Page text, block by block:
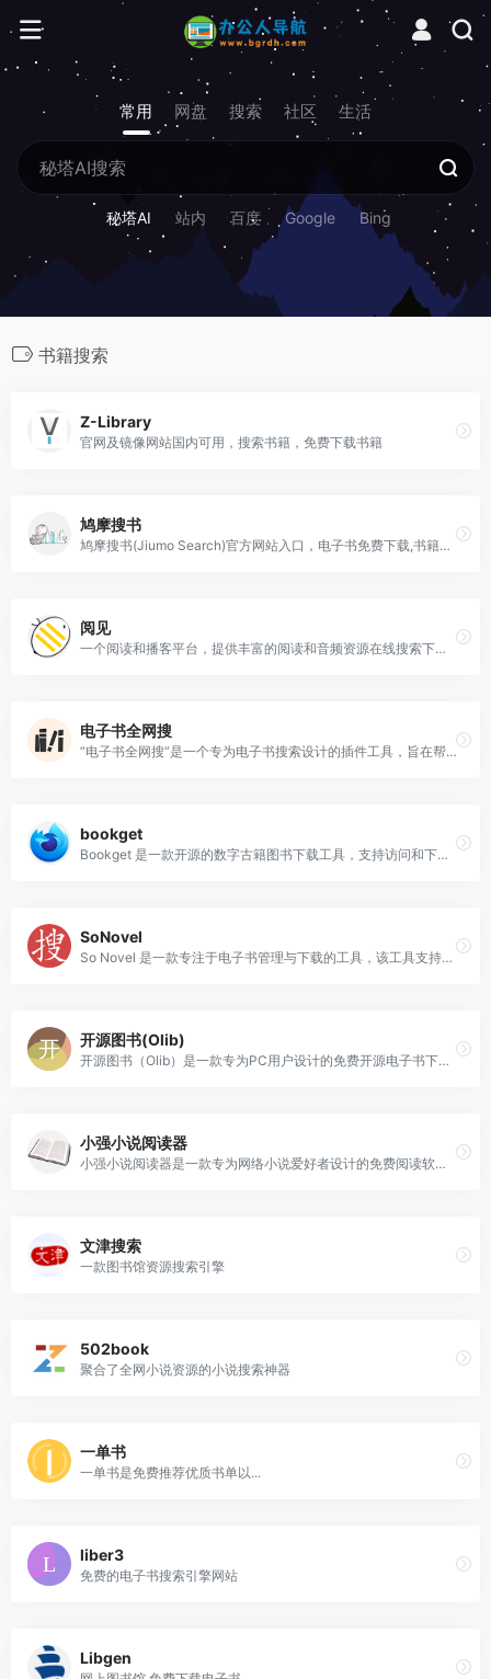
常用 网盘 搜索 社区 生活
秘塔AI 站内 百度 Google Bing
书籍搜索
Z-Library
官网及镜像网站国内可用，搜索书籍，免费下载书籍
鸠摩搜书
鸠摩搜书(Jiumo Search)官方网站入口，电子书免费下载,书籍搜索
阅见
一个阅读和播客平台，提供丰富的阅读和音频资源在线搜索下载电子书和在线阅读。
电子书全网搜
“电子书全网搜”是一个专为电子书搜索设计的插件工具，旨在帮助用户快速查找国内外的电子书资源。
bookget
Bookget 是一款开源的数字古籍图书下载工具，支持访问和下载来自全球多个数字图书馆的资源，包括中国、欧美和日本地区的知名图书馆。
SoNovel
So Novel 是一款专注于电子书管理与下载的工具，该工具支持多种格式的导出，包括 EPUB、TXT、HTML（带翻页功能）等，满足不同阅读场景的需求。
开源图书(Olib)
开源图书（Olib）是一款专为PC用户设计的免费开源电子书下载工具，旨在为书籍爱好者提供便捷、高效的电子书获取服务。
小强小说阅读器
小强小说阅读器是一款专为网络小说爱好者设计的免费阅读软件，致力于提供一站式搜索与阅读体验。
文津搜索
一款图书馆资源搜索引擎
502book
聚合了全网小说资源的小说搜索神器
一单书
一单书是免费推荐优质书单以...
liber3
免费的电子书搜索引擎网站
Libgen